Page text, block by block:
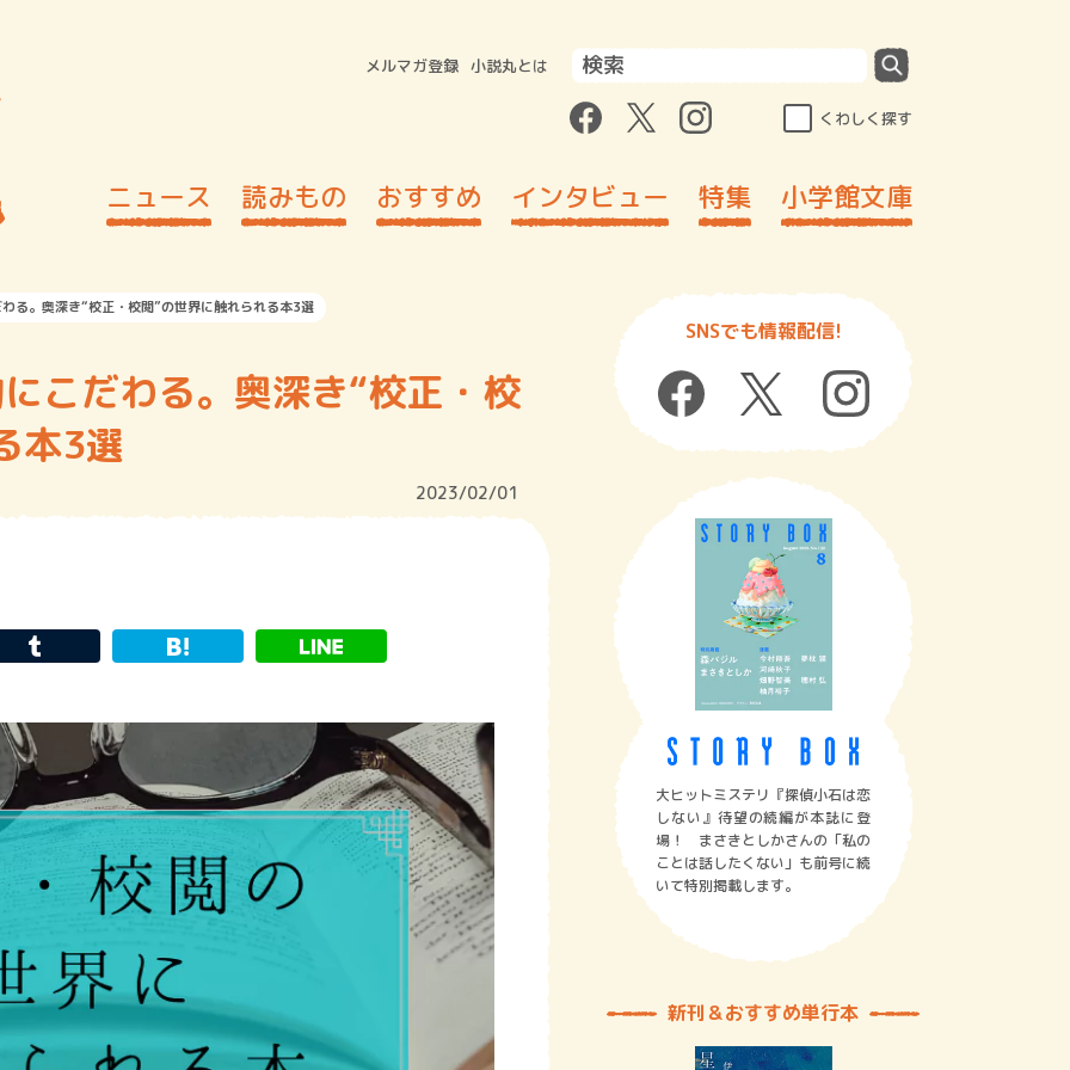
メルマガ登録 小説丸とは
くわしく探す
ニュース 読みもの おすすめ インタビュー 特集 小学館文庫
る。奥深き“校正・校閲”の世界に触れられる本3選
こだわる。奥深き“校正・校
本3選
2023/02/01
SNSでも情報配信!
大ヒットミステリ『探偵小石は恋
しない』待望の続編が本誌に登
場！ まさきとしかさんの「私の
ことは話したくない」も前号に続
いて特別掲載します。
新刊＆おすすめ単行本